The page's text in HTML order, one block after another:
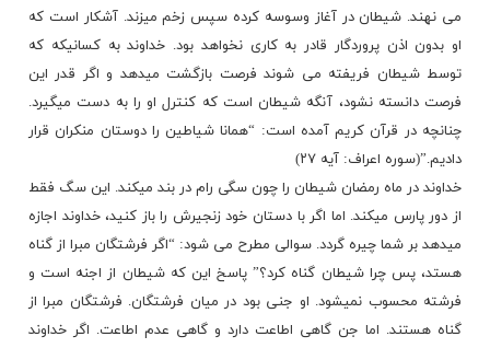
می نهند. شیطان در آغاز وسوسه کرده سپس زخم میزند. آشکار است که
او بدون اذن پروردگار قادر به کاری نخواهد بود. خداوند به کسانیکه که
توسط شیطان فریفته می شوند فرصت بازگشت میدهد و اگر قدر این
فرصت دانسته نشود، آنگه شیطان است که کنترل او را به دست میگیرد.
چنانچه در قرآن کریم آمده است: “همانا شیاطین را دوستان منکران قرار
دادیم.”(سوره اعراف: آیه ۲۷)
خداوند در ماه رمضان شیطان را چون سگی رام در بند میکند. این سگ فقط
از دور پارس میکند. اما اگر با دستان خود زنجیرش را باز کنید، خداوند اجازه
میدهد بر شما چیره گردد. سوالی مطرح می شود: “اگر فرشتگان مبرا از گناه
هستد، پس چرا شیطان گناه کرد؟” پاسخ این که شیطان از اجنه است و
فرشته محسوب نمیشود. او جنی بود در میان فرشتگان. فرشتگان مبرا از
گناه هستند. اما جن گاهی اطاعت دارد و گاهی عدم اطاعت. اگر خداوند